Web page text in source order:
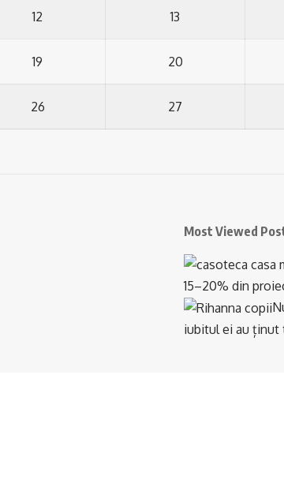
12 13
19 20
26 27
Most Viewed
15–20% din
iubitul ei au ținut